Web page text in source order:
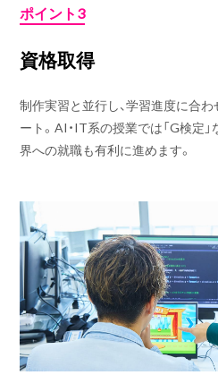
ポイント3
資格取得
制作実習と並行し、学習進度に合
ート。AI・IT系の授業では「G検定
界への就職も有利に進めます。